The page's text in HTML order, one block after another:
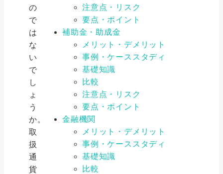
の
で
は
な
い
で
し
ょ
う
か。
取
扱
通
貨
注意点・リスク
要点・ポイント
補助金・助成金
メリット・デメリット
事例・ケーススタディ
基礎知識
比較
注意点・リスク
要点・ポイント
金融機関
メリット・デメリット
事例・ケーススタディ
基礎知識
比較